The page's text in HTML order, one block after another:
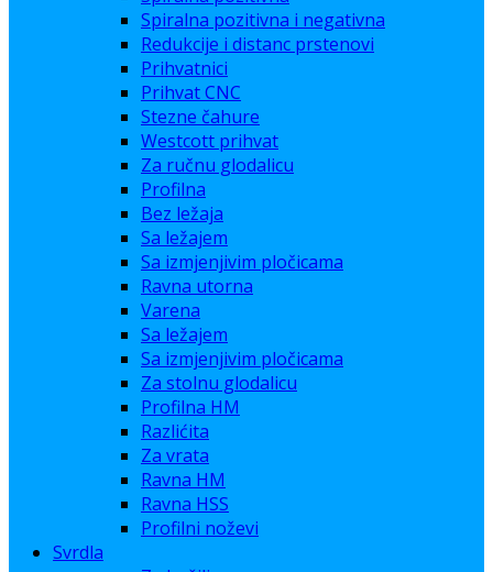
Spiralna pozitivna i negativna
Redukcije i distanc prstenovi
Prihvatnici
Prihvat CNC
Stezne čahure
Westcott prihvat
Za ručnu glodalicu
Profilna
Bez ležaja
Sa ležajem
Sa izmjenjivim pločicama
Ravna utorna
Varena
Sa ležajem
Sa izmjenjivim pločicama
Za stolnu glodalicu
Profilna HM
Razlićita
Za vrata
Ravna HM
Ravna HSS
Profilni noževi
Svrdla